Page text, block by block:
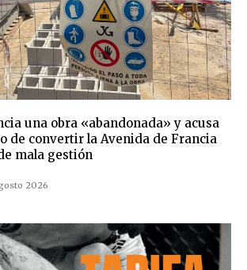
una obra «abandonada» y acusa
de convertir la Avenida de Francia
mala gestión
2026